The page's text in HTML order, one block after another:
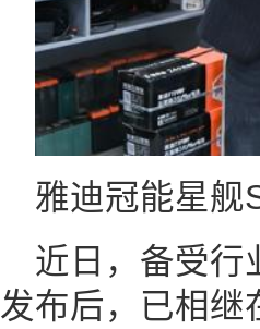
雅迪冠能星舰
近日，备受行
发布后，已相继